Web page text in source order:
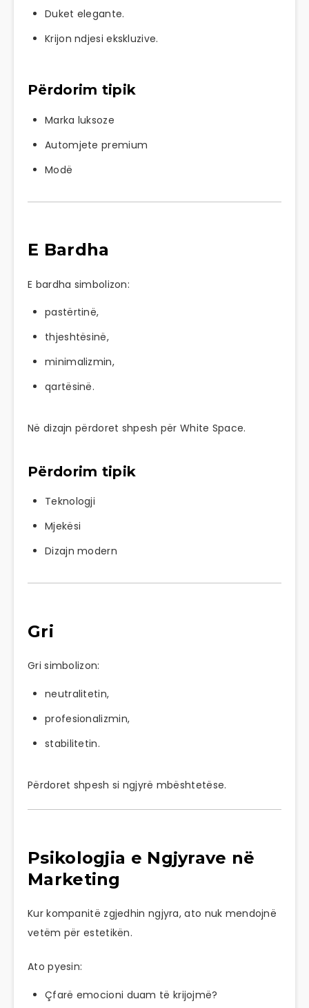
Duket elegante.
Krijon ndjesi ekskluzive.
Përdorim tipik
Marka luksoze
Automjete premium
Modë
E Bardha
E bardha simbolizon:
pastërtinë,
thjeshtësinë,
minimalizmin,
qartësinë.
Në dizajn përdoret shpesh për White Space.
Përdorim tipik
Teknologji
Mjekësi
Dizajn modern
Gri
Gri simbolizon:
neutralitetin,
profesionalizmin,
stabilitetin.
Përdoret shpesh si ngjyrë mbështetëse.
Psikologjia e Ngjyrave në
Marketing
Kur kompanitë zgjedhin ngjyra, ato nuk mendojnë
vetëm për estetikën.
Ato pyesin:
Çfarë emocioni duam të krijojmë?